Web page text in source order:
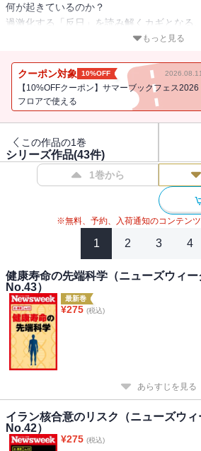
何が起きているのか？
過激化する「反日」を読み解くカギとなる
＜内容＞
１、過激化する韓国の反日心理
２、韓国が戦争犯罪を認めない訳
＊この電子書籍は、「ニューズウィーク日
に掲載された特集記事を編集しています。
もっと見る
クーポン対象 10%OFF
【10%OFFクーポン】サマーブックフェス2026
フロアで使える
この作品の1巻
シリーズ作品(43件)
1巻から
※無料、予約、入荷通知のコンテンツ
1 2 3 4
健康寿命の先端科学（ニューズウィ
No.43）
最新巻
¥275 (税込)
あらすじを見る
イラン核合意のリスク（ニューズウ
No.42）
¥275 (税込)